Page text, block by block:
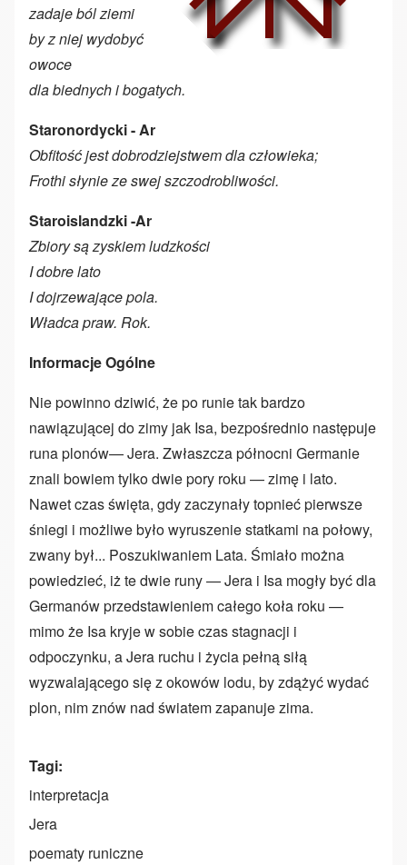
zadaje ból ziemi
by z niej wydobyć
owoce
dla biednych i bogatych.
Staronordycki - Ar
Obfitość jest dobrodziejstwem dla człowieka;
Frothi słynie ze swej szczodrobliwości.
Staroislandzki -Ar
Zbiory są zyskiem ludzkości
I dobre lato
I dojrzewające pola.
Władca praw. Rok.
Informacje Ogólne
Nie powinno dziwić, że po runie tak bardzo
nawiązującej do zimy jak Isa, bezpośrednio następuje
runa plonów— Jera. Zwłaszcza północni Germanie
znali bowiem tylko dwie pory roku — zimę i lato.
Nawet czas święta, gdy zaczynały topnieć pierwsze
śniegi i możliwe było wyruszenie statkami na połowy,
zwany był... Poszukiwaniem Lata. Śmiało można
powiedzieć, iż te dwie runy — Jera i Isa mogły być dla
Germanów przedstawieniem całego koła roku —
mimo że Isa kryje w sobie czas stagnacji i
odpoczynku, a Jera ruchu i życia pełną siłą
wyzwalającego się z okowów lodu, by zdążyć wydać
plon, nim znów nad światem zapanuje zima.
Tagi
interpretacja
Jera
poematy runiczne